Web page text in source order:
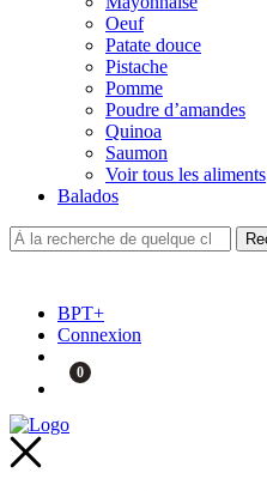
Oeuf
Patate douce
Pistache
Pomme
Poudre d’amandes
Quinoa
Saumon
Voir tous les aliments
Balados
BPT+
Connexion
0